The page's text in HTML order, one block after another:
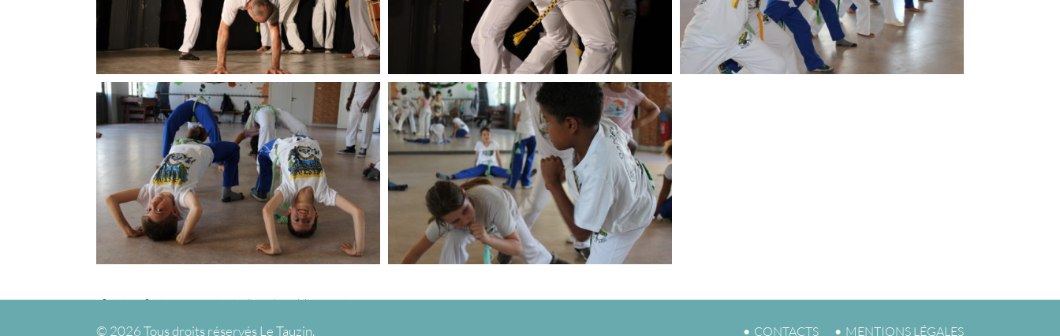
08 août 2018Catégories :SportMots-clés :Ados,Adultes,Enfants,Seniors
© 2026 Tous droits réservés Le Tauzin. CONTACTS MENTIONS LÉGALES